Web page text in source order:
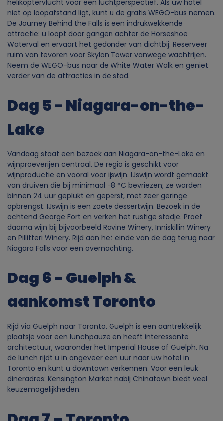
helikoptervlucht voor een luchtperspectief. Als uw hotel
niet op loopafstand ligt, kunt u de gratis WEGO-bus nemen.
De Journey Behind the Falls is een indrukwekkende
attractie: u loopt door gangen achter de Horseshoe
Waterval en ervaart het gedonder van dichtbij. Reserveer
ruim van tevoren voor Skylon Tower vanwege wachtrijen.
Neem de WEGO-bus naar de White Water Walk en geniet
verder van de attracties in de stad.
Dag 5 - Niagara-on-the-
Lake
Vandaag staat een bezoek aan Niagara-on-the-Lake en
wijnproeverijen centraal. De regio is geschikt voor
wijnproductie en vooral voor ijswijn. IJswijn wordt gemaakt
van druiven die bij minimaal −8 °C bevriezen; ze worden
binnen 24 uur geplukt en geperst, met zeer geringe
opbrengst. IJswijn is een zoete dessertwijn. Bezoek in de
ochtend George Fort en verken het rustige stadje. Proef
daarna wijn bij bijvoorbeeld Ravine Winery, Inniskillin Winery
en Pillitteri Winery. Rijd aan het einde van de dag terug naar
Niagara Falls voor een overnachting.
Dag 6 - Guelph &
aankomst Toronto
Rijd via Guelph naar Toronto. Guelph is een aantrekkelijk
plaatsje voor een lunchpauze en heeft interessante
architectuur, waaronder het Imperial House of Guelph. Na
de lunch rijdt u in ongeveer een uur naar uw hotel in
Toronto en kunt u downtown verkennen. Voor een leuk
dineradres: Kensington Market nabij Chinatown biedt veel
keuzemogelijkheden.